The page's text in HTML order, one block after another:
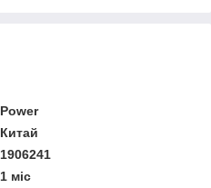
Power
Китай
1906241
1 міс